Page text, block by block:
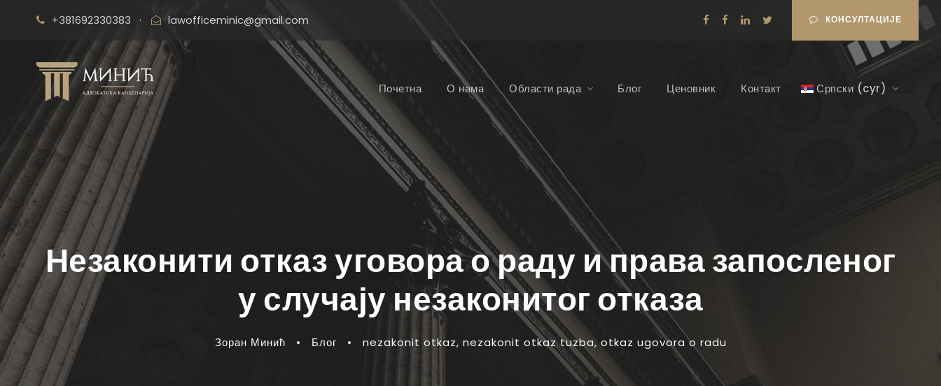
+381692330383 · lawofficeminic@gmail.com КОНСУЛТАЦИЈЕ
Почетна О нама Области рада Блог Ценовник Контакт Српски (cyr)
Незаконити отказ уговора о раду и права запосленог
у случају незаконитог отказа
Зоран Минић • Блог • nezakonit otkaz, nezakonit otkaz tuzba, otkaz ugovora o radu